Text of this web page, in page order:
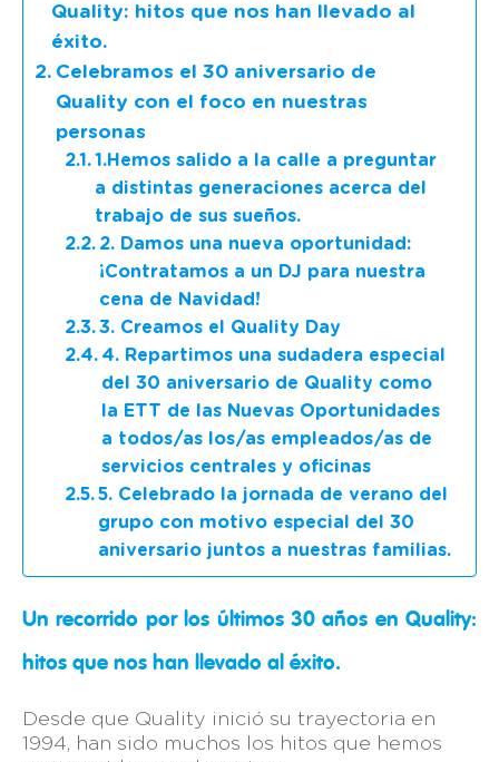
Quality: hitos que nos han llevado al
éxito.
Celebramos el 30 aniversario de
Quality con el foco en nuestras
personas
1.Hemos salido a la calle a preguntar
a distintas generaciones acerca del
trabajo de sus sueños.
2. Damos una nueva oportunidad:
¡Contratamos a un DJ para nuestra
cena de Navidad!
3. Creamos el Quality Day
4. Repartimos una sudadera especial
del 30 aniversario de Quality como
la ETT de las Nuevas Oportunidades
a todos/as los/as empleados/as de
servicios centrales y oficinas
5. Celebrado la jornada de verano del
grupo con motivo especial del 30
aniversario juntos a nuestras familias.
Un recorrido por los últimos 30 años en Quality:
hitos que nos han llevado al éxito.
Desde que Quality inició su trayectoria en
1994, han sido muchos los hitos que hemos